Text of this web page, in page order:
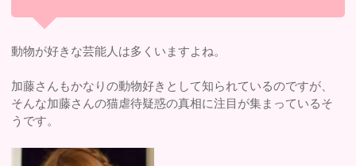
動物が好きな芸能人は多くいますよね。
加藤さんもかなりの動物好きとして知られているのですが、
そんな加藤さんの猫虐待疑惑の真相に注目が集まっているそ
うです。